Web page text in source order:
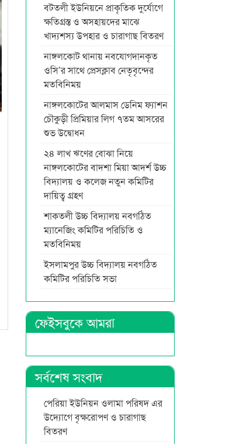
বটতলী ইউনিয়নে প্রাকৃতিক দুর্যোগে
ক্ষতিগ্রস্ত ও অসহায়দের মাঝে
খাদ্যশস্য উপহার ও চারাগাছ বিতরণ
নাঙ্গলকোট থানায় নবযোগদানকৃত
ওসি’র সাথে প্রেসক্লাব নেতৃবৃন্দের
মতবিনিময়
নাঙ্গলকোটের আলমাস ডেনিম ফ্যাশন
চৌকুড়ী প্রিমিয়ার লিগ ৭তম আসরের
শুভ উদ্বোধন
২৪ লাখ ঋণের বোঝা নিয়ে
নাঙ্গলকোটের বাদশা মিয়া আদর্শ উচ্চ
বিদ্যালয় ও কলেজ নতুন কমিটির
দায়িত্ব গ্রহণ
শাকতলী উচ্চ বিদ্যালয় নবগঠিত
ম্যানেজিং কমিটির পরিচিতি ও
মতবিনিময়
ইসলামপুর উচ্চ বিদ্যালয় নবগঠিত
কমিটির পরিচিতি সভা
ফেইসবুকে আমরা
সর্বশেষ সংবাদ
পেরিয়া ইউনিয়ন ওলামা পরিষদ এর
উদ্যোগে বৃক্ষরোপণ ও চারাগাছ
বিতরণ